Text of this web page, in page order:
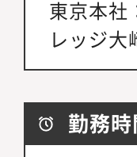
東京本社
レッジ
勤務時